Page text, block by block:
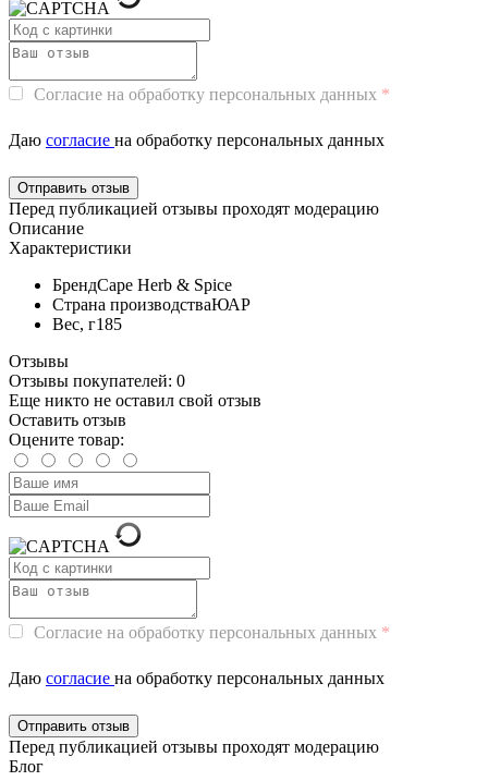
Согласие на обработку персональных данных
Даю согласие на обработку персональных данных
Перед публикацией отзывы проходят модерацию
Описание
Характеристики
БрендCape Herb & Spice
Страна производстваЮАР
Вес, г185
Отзывы
Отзывы покупателей: 0
Еще никто не оставил свой отзыв
Оставить отзыв
Оцените товар:
Согласие на обработку персональных данных
Даю согласие на обработку персональных данных
Перед публикацией отзывы проходят модерацию
Блог